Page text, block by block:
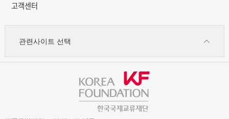
고객센터
관련사이트 선택